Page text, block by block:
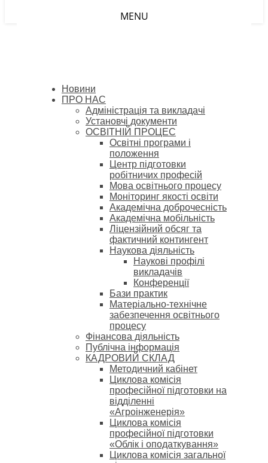
MENU
Новини
ПРО НАС
Адміністрація та викладачі
Установчі документи
ОСВІТНІЙ ПРОЦЕС
Освітні програми і
положення
Центр підготовки
робітничих професій
Мова освітнього процесу
Моніторинг якості освіти
Академічна доброчесність
Академічна мобільність
Ліцензійний обсяг та
фактичний контингент
Наукова діяльність
Наукові профілі
викладачів
Конференції
Бази практик
Матеріально-технічне
забезпечення освітнього
процесу
Фінансова діяльність
Публічна інформація
КАДРОВИЙ СКЛАД
Методичний кабінет
Циклова комісія
професійної підготовки на
відділенні
«Агроінженерія»
Циклова комісія
професійної підготовки
«Облік і оподаткування»
Циклова комісія загальної